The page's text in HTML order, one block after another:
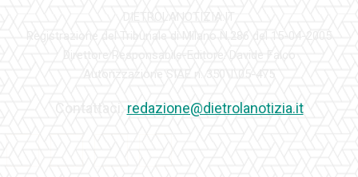
redazione@dietrolanotizia.it